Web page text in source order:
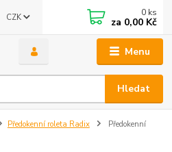
Menu
CZK
Hledat
0 ks
za 0,00 Kč
Předokenní roleta Radix
Předokenní